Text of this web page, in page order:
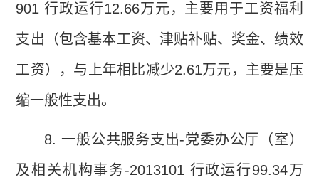
901行政运行12.66万元，主要用于工资福利
支出（包含基本工资、津贴补贴、奖金、绩效
工资），与上年相比减少2.61万元，主要是压
缩一般性支出。
8.一般公共服务支出-党委办公厅（室）
及相关机构事务-2013101 行政运行99.34万